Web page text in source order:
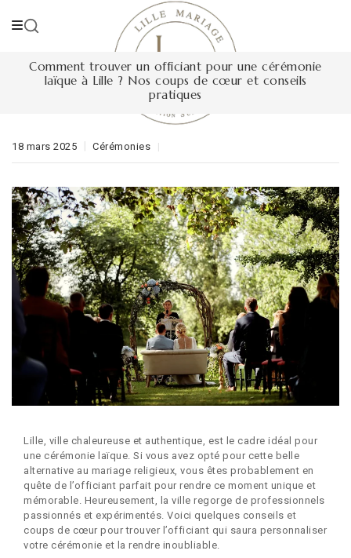
Comment trouver un officiant pour une cérémonie
laïque à Lille ? Nos coups de cœur et conseils
pratiques
18 mars 2025 Cérémonies
Lille, ville chaleureuse et authentique, est le cadre idéal pour
une cérémonie laïque. Si vous avez opté pour cette belle
alternative au mariage religieux, vous êtes probablement en
quête de l’officiant parfait pour rendre ce moment unique et
mémorable. Heureusement, la ville regorge de professionnels
passionnés et expérimentés. Voici quelques conseils et
coups de cœur pour trouver l’officiant qui saura personnaliser
votre cérémonie et la rendre inoubliable.